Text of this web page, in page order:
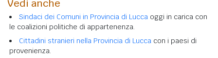
Vedi anche
Sindaci dei Comuni in Provincia di Lucca oggi in carica con
le coalizioni politiche di appartenenza.
Cittadini stranieri nella Provincia di Lucca con i paesi di
provenienza.